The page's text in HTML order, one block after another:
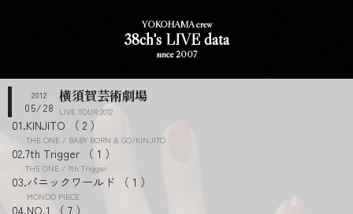
YOKOHAMA crew
38ch's LIVE data
since 2007
2012
05/28
横須賀芸術劇場
LIVE TOUR 2012
KINJITO 2
THE ONE / BABY BORN & GO/KINJITO
7th Trigger 1
THE ONE / 7th Trigger
パニックワールド 1
MONDO PIECE
NO.1 7